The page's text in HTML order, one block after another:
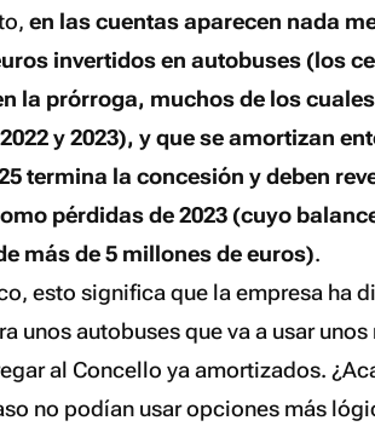
en las cuentas aparecen nada
invertidos en autobuses (los
la prórroga, muchos de los
y 2023), y que se amortizan
termina la concesión y deben
pérdidas de 2023 (cuyo
más de 5 millones de euros).
esto significa que la empresa ha
unos autobuses que va a usar
al Concello ya amortizados.
no podían usar opciones más